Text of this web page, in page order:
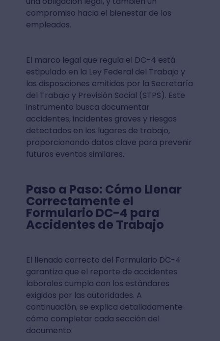
compromiso hacia el bienestar de los
empleados.
El marco legal que regula el DC-4 está
estipulado en la Ley Federal del Trabajo y
las disposiciones emitidas por la Secretaría
del Trabajo y Previsión Social (STPS). Este
instrumento busca documentar
accidentes, incidentes graves y riesgos
detectados en los lugares de trabajo,
proporcionando datos clave para prevenir
futuros eventos similares.
Paso a Paso: Cómo Llenar
Correctamente el
Formulario DC-4 para
Accidentes de Trabajo
El llenado correcto del Formulario DC-4
garantiza que el reporte de accidentes
laborales cumpla con los estándares
exigidos por las autoridades. A
continuación, se explica detalladamente
cómo completar cada sección del
documento: